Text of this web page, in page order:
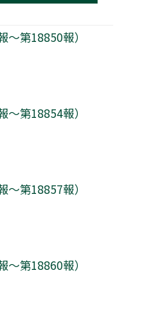
第18850報）
第18854報）
第18857報）
第18860報）